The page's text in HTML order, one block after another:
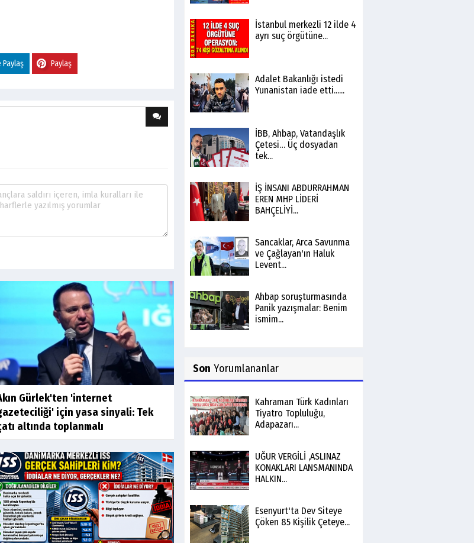
Paylaş Paylaş
Gürlek'ten 'internet
için yasa sinyali: Tek
altında toplanmalı
İstanbul merkezli 12 ilde 4
ayrı suç örgütüne...
Adalet Bakanlığı istedi
Yunanistan iade etti......
İBB, Ahbap, Vatandaşlık
Çetesi… Üç dosyadan
tek...
İŞ İNSANI ABDURRAHMAN
EREN MHP LİDERİ
BAHÇELİYİ...
Sancaklar, Arca Savunma
ve Çağlayan'ın Haluk
Levent...
Ahbap soruşturmasında
Panik yazışmalar: Benim
ismim...
Son Yorumlananlar
Kahraman Türk Kadınları
Tiyatro Topluluğu,
Adapazarı...
UĞUR VERGİLİ ,ASLINAZ
KONAKLARI LANSMANINDA
HALKIN...
Esenyurt'ta Dev Siteye
Çöken 85 Kişilik Çeteye...